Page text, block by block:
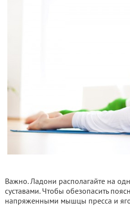
Важно. Ладони располагайте на
суставами. Чтобы обезопасить
напряженными мышцы пресса и